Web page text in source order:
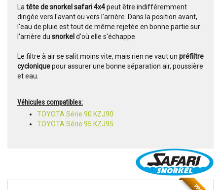
La tête de snorkel safari 4x4peut être indifféremment
dirigée vers l'avant ou vers l'arrière. Dans la position avant,
l'eau de pluie est tout de même rejetée en bonne partie sur
l'arrière du snorkel d'où elle s'échappe.
Le filtre à air se salit moins vite, mais rien ne vaut un préfiltre
cycloniquepour assurer une bonne séparation air, poussière
et eau.
Véhicules compatibles:
TOYOTA Série 90 KZJ90
TOYOTA Série 95 KZJ95